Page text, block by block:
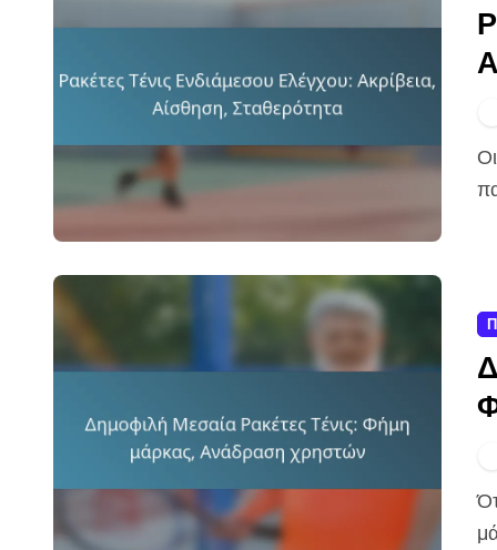
Οι ρακέτες τένις με έμφαση στον έλεγχο για ενδιάμεσους
Όταν επιλέγετε μια ενδιάμεση ρακέτα τένις, η φήμη της